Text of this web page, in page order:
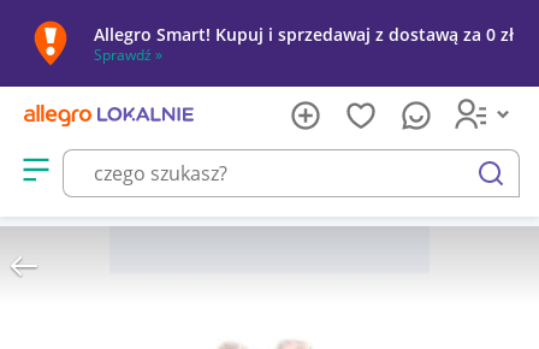
Allegro Smart! Kupuj i sprzedawaj z dostawą za 0 zł
Sprawdź »
Otwórz menu z kategoriami
szukaj